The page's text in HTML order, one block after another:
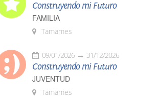
Construyendo mi Futuro
FAMILIA
Tamames
09/01/2026 31/12/2026
Construyendo mi Futuro
JUVENTUD
Tamames